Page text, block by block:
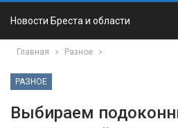
Новости Бреста и области
Главная Разное
РАЗНОЕ
Выбираем